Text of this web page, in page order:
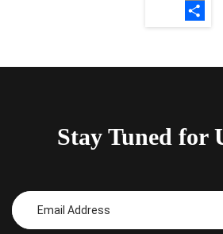
Email
Stay Tuned for